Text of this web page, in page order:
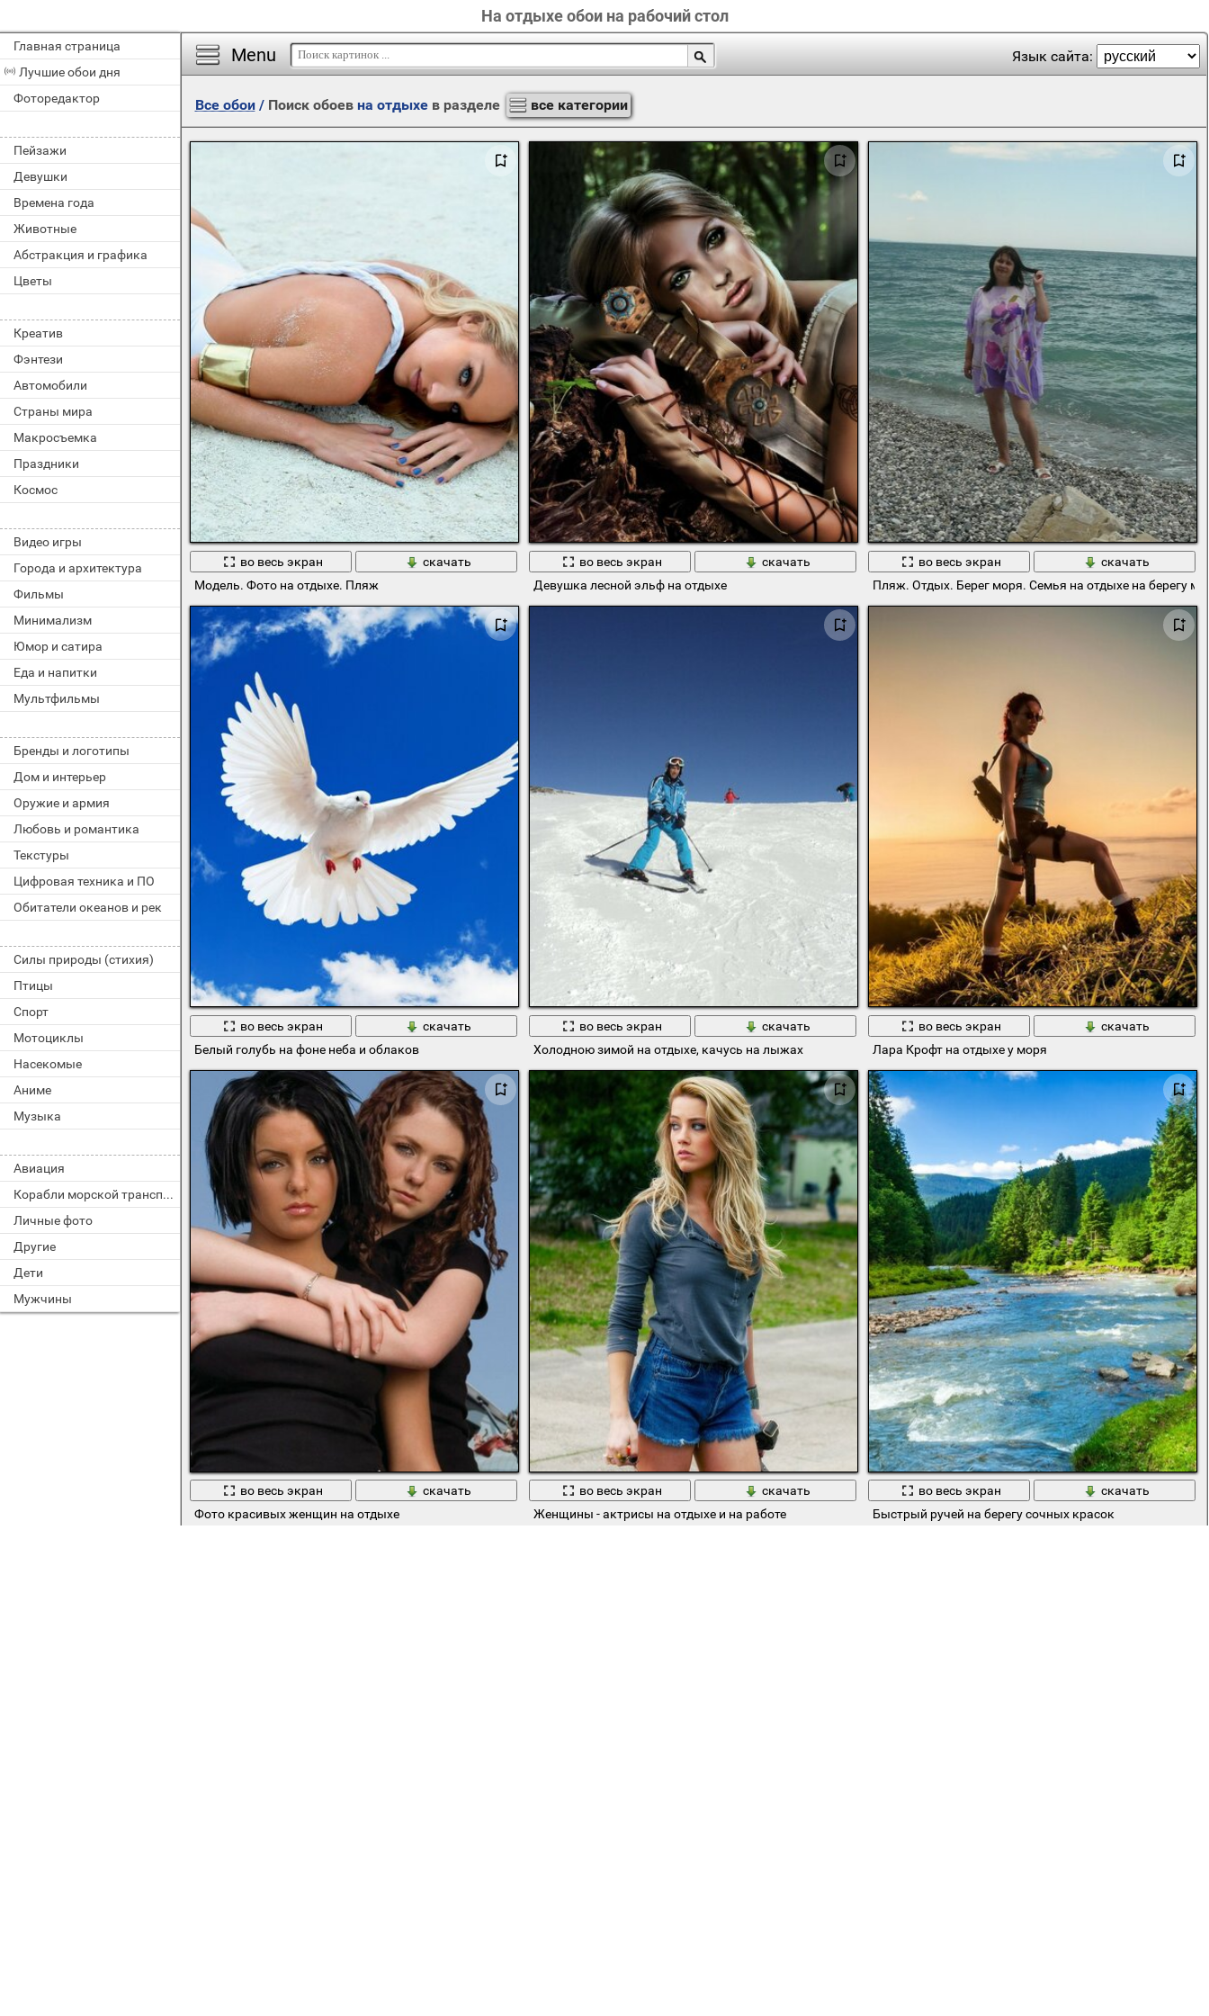
На отдыхе обои на рабочий стол
Главная страница
Лучшие обои дня
Фоторедактор
Пейзажи
Девушки
Времена года
Животные
Абстракция и графика
Цветы
Креатив
Фэнтези
Автомобили
Страны мира
Макросъемка
Праздники
Космос
Видео игры
Города и архитектура
Фильмы
Минимализм
Юмор и сатира
Еда и напитки
Мультфильмы
Бренды и логотипы
Дом и интерьер
Оружие и армия
Любовь и романтика
Текстуры
Цифровая техника и ПО
Обитатели океанов и рек
Силы природы (стихия)
Птицы
Спорт
Мотоциклы
Насекомые
Аниме
Музыка
Авиация
Корабли морской транспорт
Личные фото
Другие
Дети
Мужчины
Menu Язык сайта:
Все обои/ Поиск обоев на отдыхев разделе все категории
во весь экран
скачать
Модель. Фото на отдыхе. Пляж
во весь экран
скачать
Девушка лесной эльф на отдыхе
во весь экран
скачать
Пляж. Отдых. Берег моря. Семья на отдыхе на берегу
во весь экран
скачать
Белый голубь на фоне неба и облаков
во весь экран
скачать
Холодною зимой на отдыхе, качусь на лыжах
во весь экран
скачать
Лара Крофт на отдыхе у моря
во весь экран
скачать
Фото красивых женщин на отдыхе
во весь экран
скачать
Женщины - актрисы на отдыхе и на работе
во весь экран
скачать
Быстрый ручей на берегу сочных красок